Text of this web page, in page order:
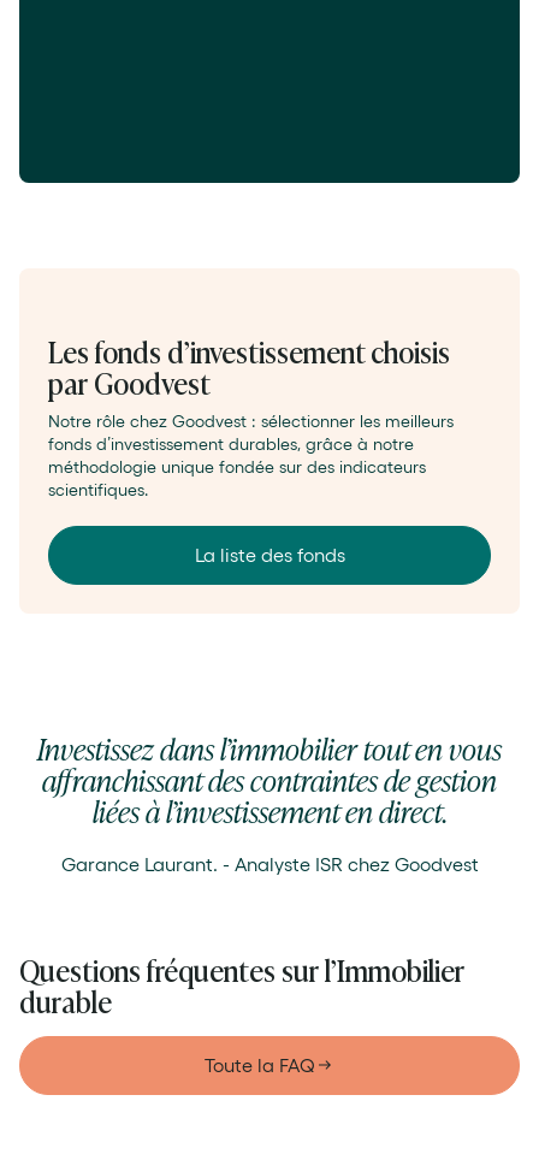
Les fonds d’investissement choisis
par Goodvest
Notre rôle chez Goodvest : sélectionner les meilleurs
fonds d’investissement durables, grâce à notre
méthodologie unique fondée sur des indicateurs
scientifiques.
La liste des fonds
Investissez dans l’immobilier tout en vous
affranchissant des contraintes de gestion
liées à l’investissement en direct.
Garance Laurant. - Analyste ISR chez Goodvest
Questions fréquentes sur l’Immobilier
durable
Toute la FAQ